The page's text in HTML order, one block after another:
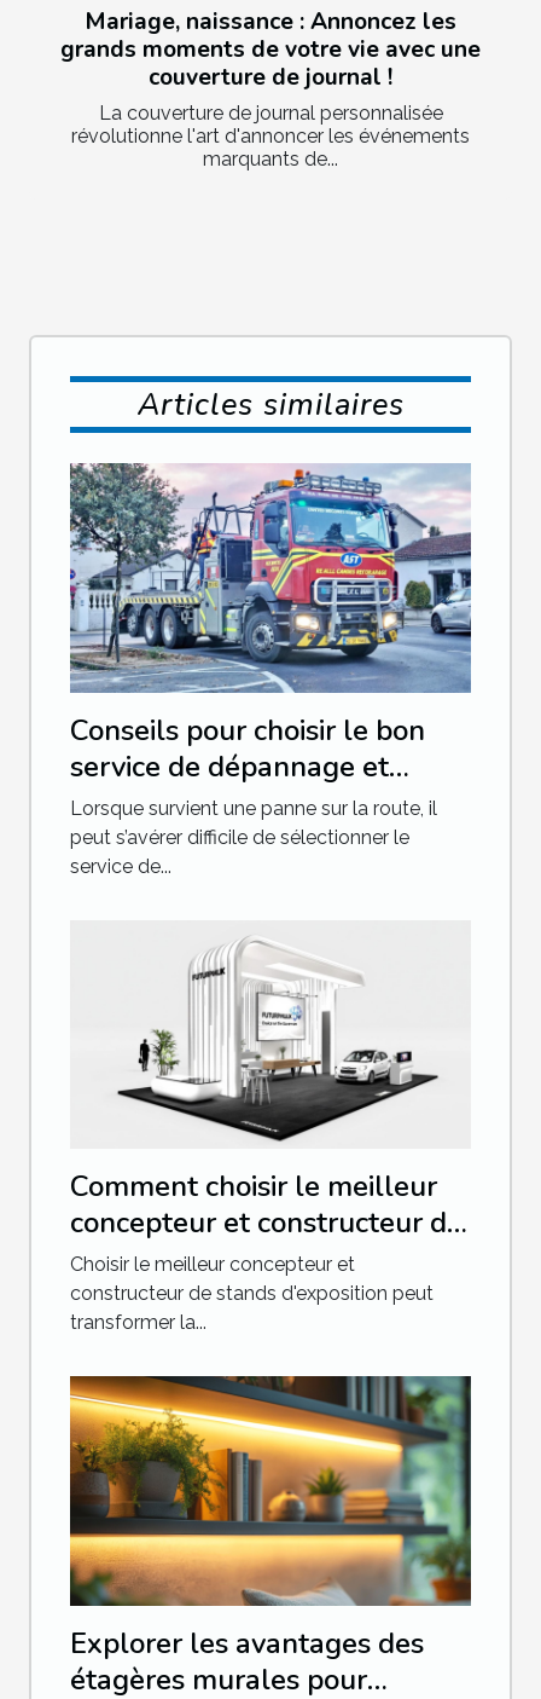
Mariage, naissance : Annoncez les
grands moments de votre vie avec une
couverture de journal !
La couverture de journal personnalisée
révolutionne l'art d'annoncer les événements
marquants de...
Articles similaires
Conseils pour choisir le bon
service de dépannage et
remorquage
Lorsque survient une panne sur la route, il
peut s’avérer difficile de sélectionner le
service de...
Comment choisir le meilleur
concepteur et constructeur de
stands d'exposition
Choisir le meilleur concepteur et
constructeur de stands d'exposition peut
transformer la...
Explorer les avantages des
étagères murales pour